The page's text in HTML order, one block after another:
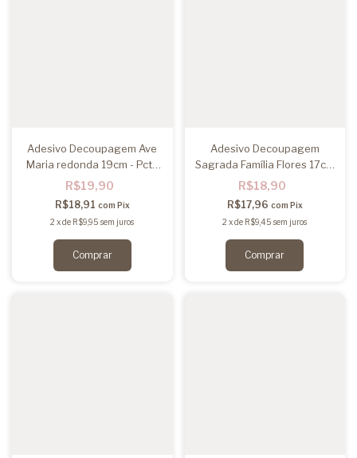
Adesivo Decoupagem Ave
Maria redonda 19cm - Pcte
2un
R$19,90
R$18,91 com Pix
2 xde R$9,95 sem juros
Adesivo Decoupagem
Sagrada Família Flores 17cm
- Pcte 2un
R$18,90
R$17,96 com Pix
2 xde R$9,45 sem juros